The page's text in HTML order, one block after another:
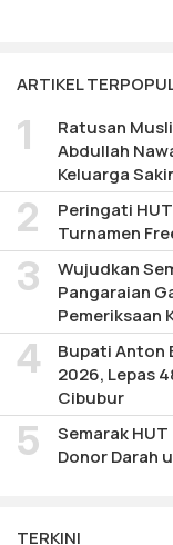
ARTIKEL
Ratusan
Abdullah
Keluarga
Peringati HUT
Turnamen
Wujudkan
Pangaraian
Pemeriksaan
Bupati Anton
2026, Lepas
Cibubur
Semarak
Donor Darah
TERKINI